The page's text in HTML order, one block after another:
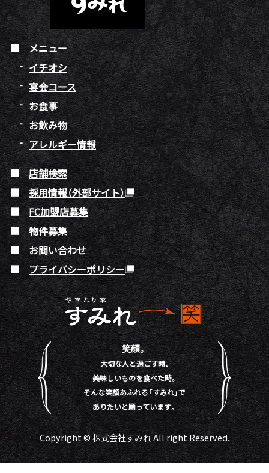
メニュー
イチオシ
宴会コース
お食事
お飲み物
アレルギー情報
店舗検索
採用情報（外部サイト）
FC加盟店募集
物件募集
お問い合わせ
プライバシーポリシー
笑顔。
大切な人と過ごす時、
美味しいものを食べた時。
そんな笑顔あふれる「すみれ」で
ありたいと願っています。
Copyright © 株式会社すみれ All right Reserved.